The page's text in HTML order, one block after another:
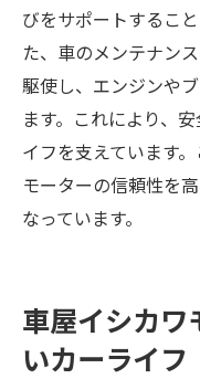
びをサポートするこ
た、車のメンテナン
駆使し、エンジンや
ます。これにより、
イフを支えています
モーターの信頼性を
なっています。
車屋イシカワ
いカーライフ